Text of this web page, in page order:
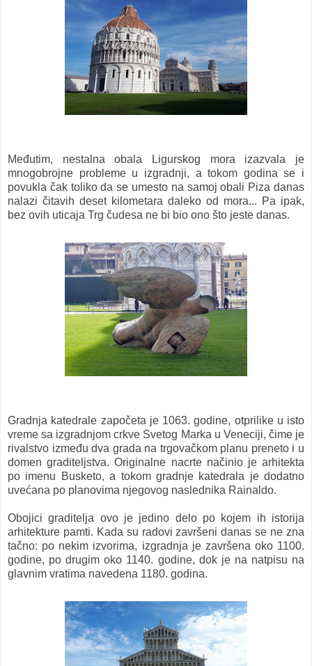
Međutim, nestalna obala Ligurskog mora izazvala je
mnogobrojne probleme u izgradnji, a tokom godina se i
povukla čak toliko da se umesto na samoj obali Piza danas
nalazi čitavih deset kilometara daleko od mora... Pa ipak,
bez ovih uticaja Trg čudesa ne bi bio ono što jeste danas.
Gradnja katedrale započeta je 1063. godine, otprilike u isto
vreme sa izgradnjom crkve Svetog Marka u Veneciji, čime je
rivalstvo između dva grada na trgovačkom planu preneto i u
domen graditeljstva. Originalne nacrte načinio je arhitekta
po imenu Busketo, a tokom gradnje katedrala je dodatno
uvećana po planovima njegovog naslednika Rainaldo.
Obojici graditelja ovo je jedino delo po kojem ih istorija
arhitekture pamti. Kada su radovi završeni danas se ne zna
tačno: po nekim izvorima, izgradnja je završena oko 1100.
godine, po drugim oko 1140. godine, dok je na natpisu na
glavnim vratima navedena 1180. godina.